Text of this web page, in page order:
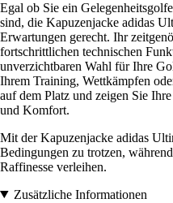
Egal ob Sie ein
sind, die Kapuzenjacke adidas
Erwartungen gerecht. Ihr
fortschrittlichen technischen
unverzichtbaren Wahl für Ihre
Ihrem Training, Wettkämpfen
auf dem Platz und zeigen Sie
und Komfort.
Mit der Kapuzenjacke adidas
Bedingungen zu trotzen,
Raffinesse verleihen.
Zusätzliche Informationen